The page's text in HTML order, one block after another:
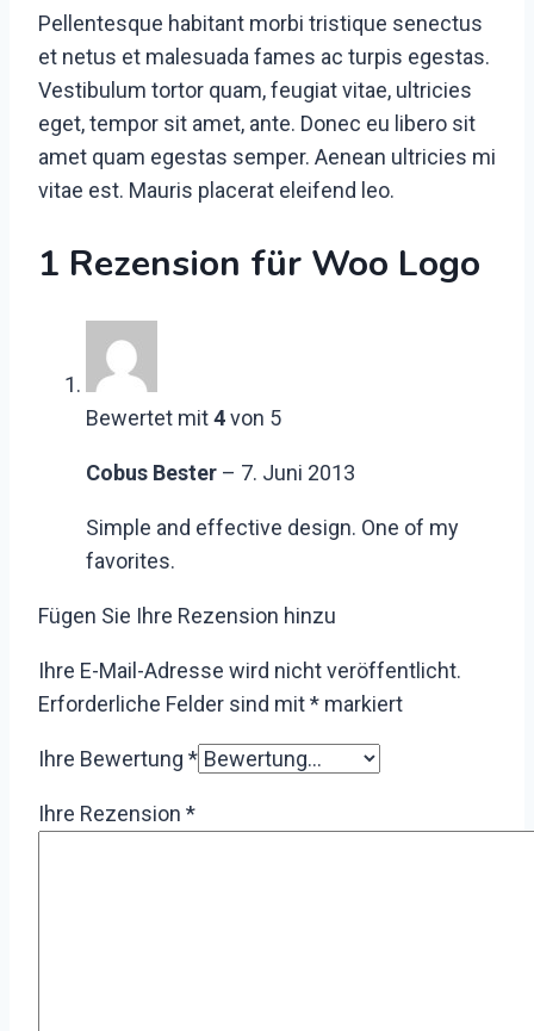
Pellentesque habitant morbi tristique senectus
et netus et malesuada fames ac turpis egestas.
Vestibulum tortor quam, feugiat vitae, ultricies
eget, tempor sit amet, ante. Donec eu libero sit
amet quam egestas semper. Aenean ultricies mi
vitae est. Mauris placerat eleifend leo.
1 Rezension für Woo Logo
Bewertet mit4von 5
Cobus Bester – 7. Juni 2013
Simple and effective design. One of my
favorites.
Fügen Sie Ihre Rezension hinzu
Ihre E-Mail-Adresse wird nicht veröffentlicht.
Erforderliche Felder sind mit* markiert
Ihre Bewertung *
Ihre Rezension *